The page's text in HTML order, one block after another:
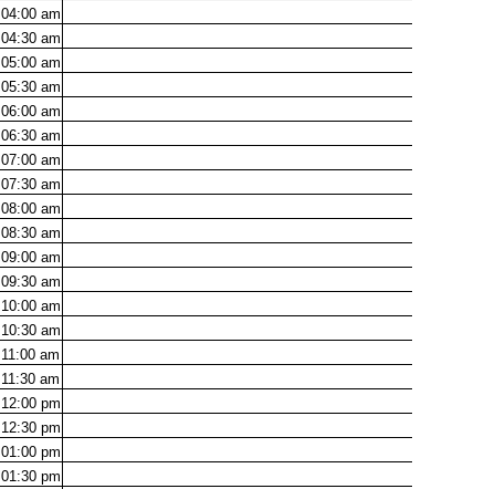
04:00 am
04:30 am
05:00 am
05:30 am
06:00 am
06:30 am
07:00 am
07:30 am
08:00 am
08:30 am
09:00 am
09:30 am
10:00 am
10:30 am
11:00 am
11:30 am
12:00 pm
12:30 pm
01:00 pm
01:30 pm